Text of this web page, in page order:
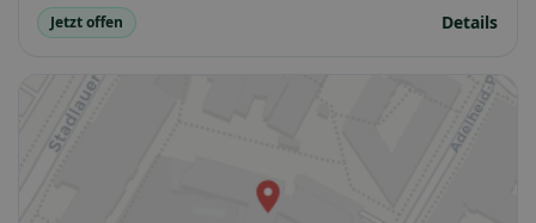
Jetzt offen Details